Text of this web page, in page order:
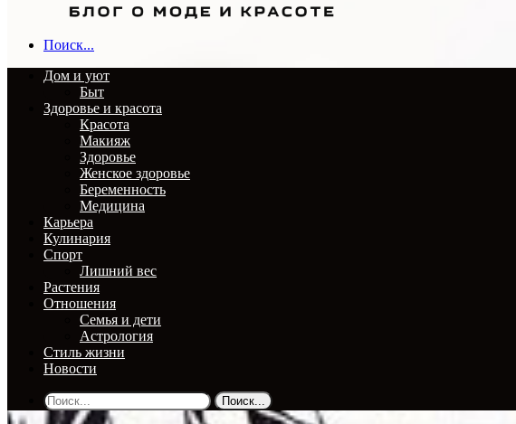
Поиск...
Дом и уют
Быт
Здоровье и красота
Красота
Макияж
Здоровье
Женское здоровье
Беременность
Медицина
Карьера
Кулинария
Спорт
Лишний вес
Растения
Отношения
Семья и дети
Астрология
Стиль жизни
Новости
Поиск...